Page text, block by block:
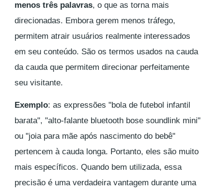
menos três palavras, o que as torna mais
direcionadas. Embora gerem menos tráfego,
permitem atrair usuários realmente interessados
em seu conteúdo. São os termos usados na cauda
da cauda que permitem direcionar perfeitamente
seu visitante.
Exemplo: as expressões "bola de futebol infantil
barata", "alto-falante bluetooth bose soundlink mini"
ou "joia para mãe após nascimento do bebê"
pertencem à cauda longa. Portanto, eles são muito
mais específicos. Quando bem utilizada, essa
precisão é uma verdadeira vantagem durante uma